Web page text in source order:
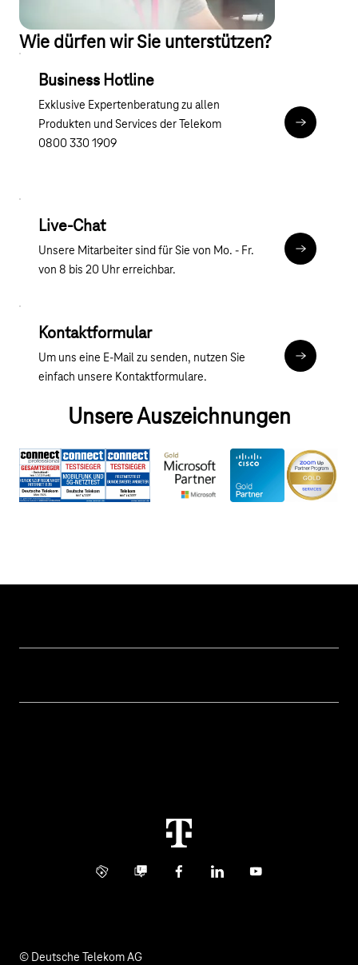
Wie dürfen wir Sie unterstützen?
Business Hotline
Exklusive Expertenberatung zu allen
Produkten und Services der Telekom
0800 330 1909
Zur Hotline
Live-Chat
Unsere Mitarbeiter sind für Sie von Mo. - Fr.
von 8 bis 20 Uhr erreichbar.
Zum Chat
Kontaktformular
Um uns eine E-Mail zu senden, nutzen Sie
einfach unsere Kontaktformulare.
Unsere Auszeichnungen
Info ServiceBusiness Community
FacebookLinkedInYouTube
© Deutsche Telekom AG